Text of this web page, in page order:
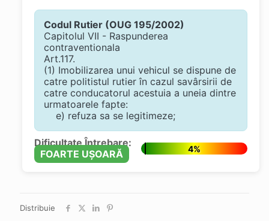
Codul Rutier (OUG 195/2002)
Capitolul VII - Raspunderea
contraventionala
Art.117.
(1) Imobilizarea unui vehicul se dispune de
catre politistul rutier în cazul savârsirii de
catre conducatorul acestuia a uneia dintre
urmatoarele fapte:
e) refuza sa se legitimeze;
Dificultate Întrebare:
FOARTE UȘOARĂ
4%
Distribuie